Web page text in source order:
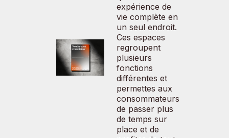
expérience de
vie complète en
un seul endroit.
Ces espaces
regroupent
plusieurs
fonctions
différentes et
permettes aux
consommateurs
de passer plus
de temps sur
place et de